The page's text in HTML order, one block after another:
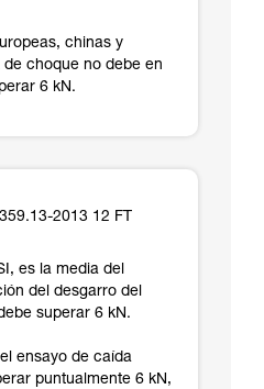
chinas y
choque no debe en
6 kN.
2013 12 FT
es la media del
del desgarro del
superar 6 kN.
ensayo de caída
puntualmente 6 kN,